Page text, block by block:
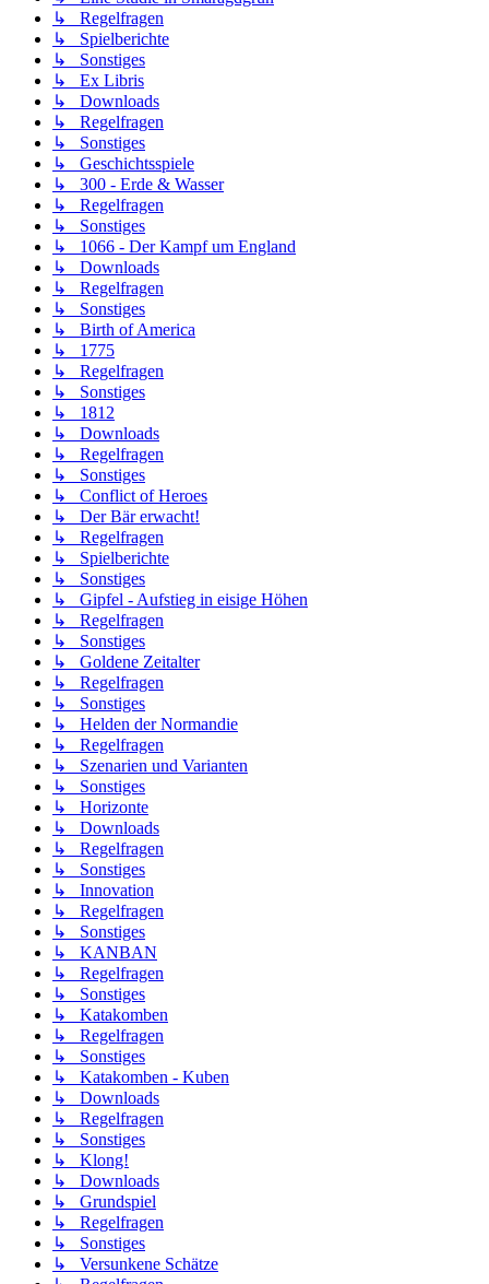
↳ Regelfragen
↳ Spielberichte
↳ Sonstiges
↳ Ex Libris
↳ Downloads
↳ Regelfragen
↳ Sonstiges
↳ Geschichtsspiele
↳ 300 - Erde & Wasser
↳ Regelfragen
↳ Sonstiges
↳ 1066 - Der Kampf um England
↳ Downloads
↳ Regelfragen
↳ Sonstiges
↳ Birth of America
↳ 1775
↳ Regelfragen
↳ Sonstiges
↳ 1812
↳ Downloads
↳ Regelfragen
↳ Sonstiges
↳ Conflict of Heroes
↳ Der Bär erwacht!
↳ Regelfragen
↳ Spielberichte
↳ Sonstiges
↳ Gipfel - Aufstieg in eisige Höhen
↳ Regelfragen
↳ Sonstiges
↳ Goldene Zeitalter
↳ Regelfragen
↳ Sonstiges
↳ Helden der Normandie
↳ Regelfragen
↳ Szenarien und Varianten
↳ Sonstiges
↳ Horizonte
↳ Downloads
↳ Regelfragen
↳ Sonstiges
↳ Innovation
↳ Regelfragen
↳ Sonstiges
↳ KANBAN
↳ Regelfragen
↳ Sonstiges
↳ Katakomben
↳ Regelfragen
↳ Sonstiges
↳ Katakomben - Kuben
↳ Downloads
↳ Regelfragen
↳ Sonstiges
↳ Klong!
↳ Downloads
↳ Grundspiel
↳ Regelfragen
↳ Sonstiges
↳ Versunkene Schätze